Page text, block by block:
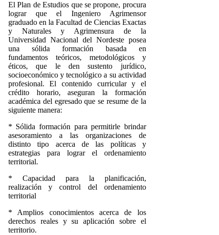
El Plan de Estudios que se propone, procura
lograr que el Ingeniero Agrimensor
graduado en la Facultad de Ciencias Exactas
y Naturales y Agrimensura de la
Universidad Nacional del Nordeste posea
una sólida formación basada en
fundamentos teóricos, metodológicos y
éticos, que le den sustento jurídico,
socioeconómico y tecnológico a su actividad
profesional. El contenido curricular y el
crédito horario, aseguran la formación
académica del egresado que se resume de la
siguiente manera:
* Sólida formación para permitirle brindar
asesoramiento a las organizaciones de
distinto tipo acerca de las políticas y
estrategias para lograr el ordenamiento
territorial.
* Capacidad para la planificación,
realización y control del ordenamiento
territorial
* Amplios conocimientos acerca de los
derechos reales y su aplicación sobre el
territorio.